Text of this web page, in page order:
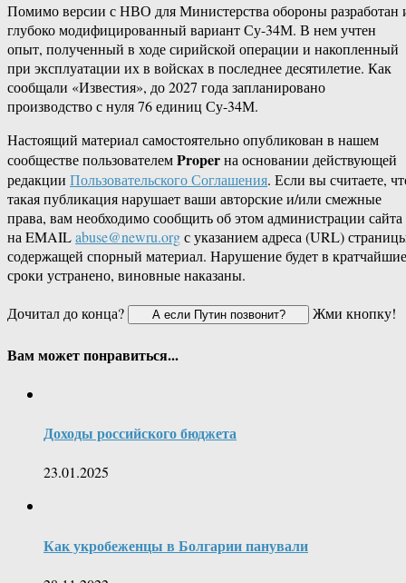
Помимо версии с НВО для Министерства обороны разработан
глубоко модифицированный вариант Су-34М. В нем учтен
опыт, полученный в ходе сирийской операции и накопленный
при эксплуатации их в войсках в последнее десятилетие. Как
сообщали «Известия», до 2027 года запланировано
производство с нуля 76 единиц Су-34М.
Настоящий материал самостоятельно опубликован в нашем
сообществе пользователемProperна основании действующей
редакции Пользовательского Соглашения. Если вы считаете,
такая публикация нарушает ваши авторские и/или смежные
права, вам необходимо сообщить об этом администрации сайта
на EMAILabuse@newru.orgс указанием адреса (URL)
содержащей спорный материал. Нарушение будет в кратчайшие
сроки устранено, виновные наказаны.
Дочитал до конца?
Жми кнопку!
Вам может понравиться...
Доходы российского бюджета
23.01.2025
Как укробеженцы в Болгарии панували